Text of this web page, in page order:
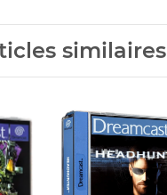
similaires